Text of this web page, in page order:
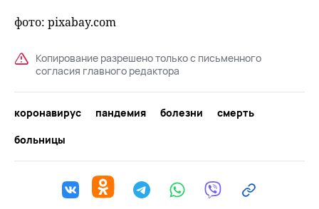
фото: pixabay.com
Копирование разрешено только с письменного
согласия главного редактора
коронавирус пандемия болезни
смерть
больницы